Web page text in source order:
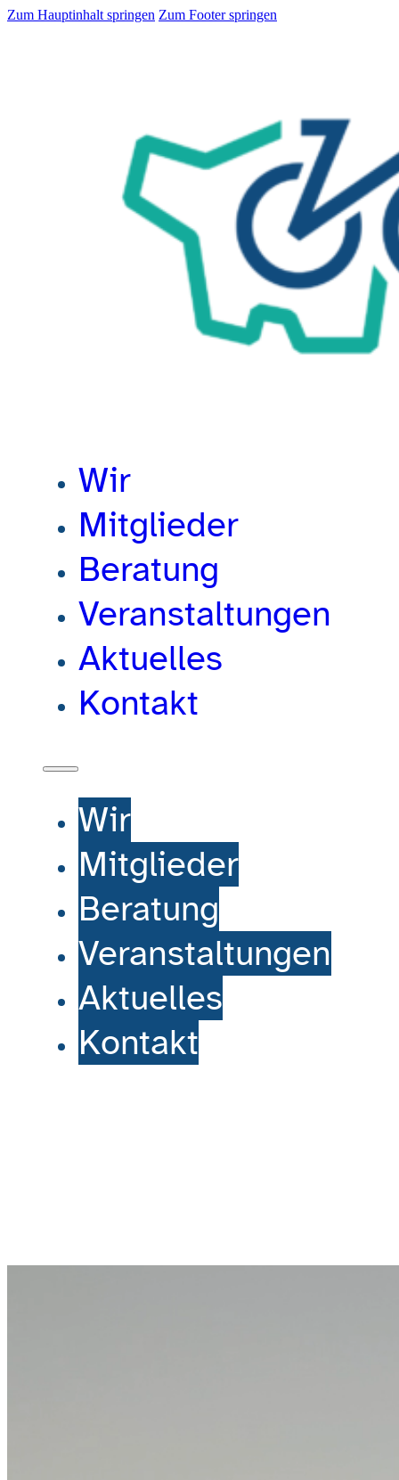
Zum Hauptinhalt springen Zum Footer springen
Wir
Mitglieder
Beratung
Veranstaltungen
Aktuelles
Kontakt
Wir
Mitglieder
Beratung
Veranstaltungen
Aktuelles
Kontakt